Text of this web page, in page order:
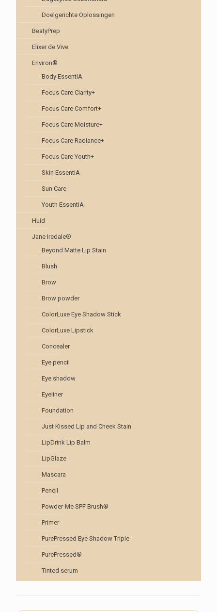
Doelgerichte Oplossingen
BeatyPrep
Elixer de Vive
Environ®
Body EssentiA
Focus Care Clarity+
Focus Care Comfort+
Focus Care Moisture+
Focus Care Radiance+
Focus Care Youth+
Skin EssentiA
Sun Care
Youth EssentiA
Huid
Jane Iredale®
Beyond Matte Lip Stain
Blush
Brow
Brow powder
ColorLuxe Eye Shadow Stick
ColorLuxe Lipstick
Concealer
Eye pencil
Eye shadow
Eyeliner
Foundation
Just Kissed Lip and Cheek Stain
LipDrink Lip Balm
LipGlaze
Mascara
Pencil
Powder-Me SPF Brush®
Primer
PurePressed Eye Shadow Triple
PurePressed®
Tinted serum